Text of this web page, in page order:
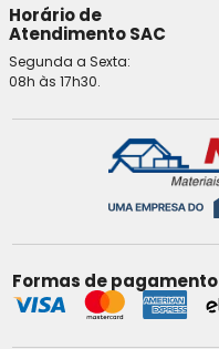
Horário de
Atendimento SAC
Segunda a Sexta:
08h às 17h30.
Formas de pagamento